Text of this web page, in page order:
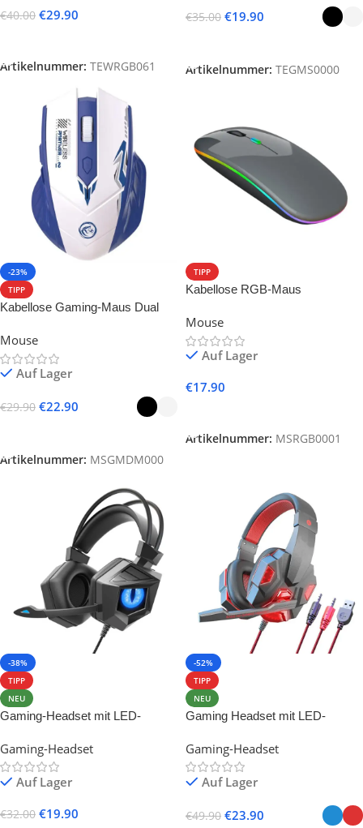
€40.00 €29.90
Artikelnummer: TEWRGB061
€35.00 €19.90
Artikelnummer: TEGMS0000
-23%
TIPP
Kabellose Gaming-Maus Dual
Mouse
Auf Lager
€29.90 €22.90
Artikelnummer: MSGMDM000
TIPP
Kabellose RGB-Maus
Mouse
Auf Lager
€17.90
Artikelnummer: MSRGB0001
-38%
TIPP
NEU
Gaming-Headset mit LED-
Gaming-Headset
Auf Lager
€32.00 €19.90
-52%
TIPP
NEU
Gaming Headset mit LED-
Geräuschunterdrückendem
Mikrofon, On-ear Kopfhörer
Gaming-Headset
Auf Lager
€49.90 €23.90